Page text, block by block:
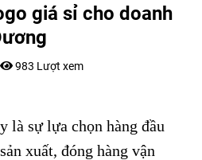
giá sỉ cho doanh
983 Lượt xem
là sự lựa chọn hàng đầu
xuất, đóng hàng vận